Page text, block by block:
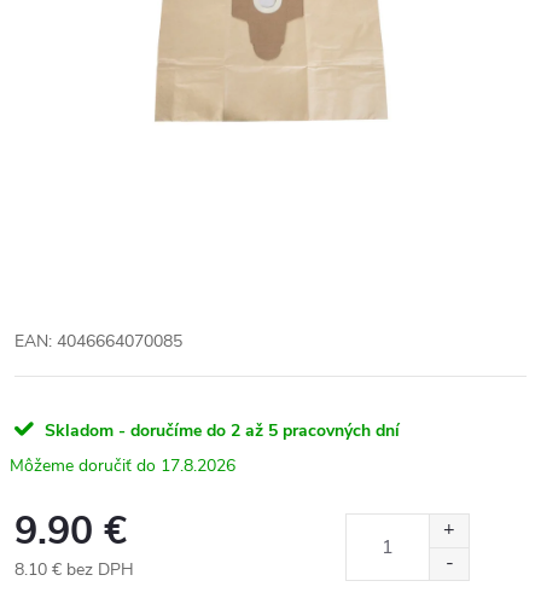
EAN: 4046664070085
Skladom - doručíme do 2 až 5 pracovných dní
17.8.2026
9.90 €
8.10 € bez DPH